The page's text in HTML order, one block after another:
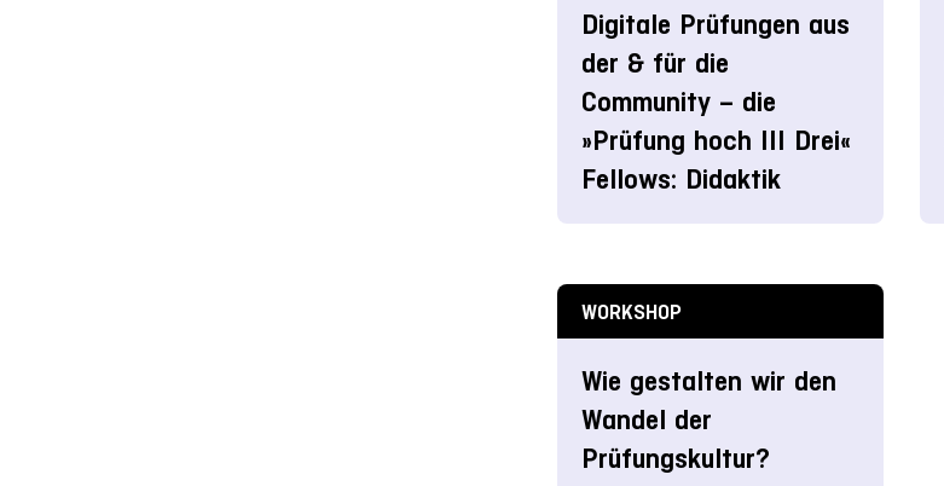
Digitale Prüfungen aus
der & für die
Community – die
»Prüfung hoch III Drei«
Fellows: Didaktik
WORKSHOP
Wie gestalten wir den
Wandel der
Prüfungskultur?